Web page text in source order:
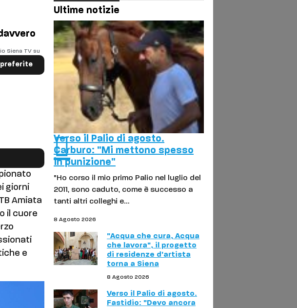
Siena TV su
giorni
Amiata
il cuore
e
Ultime notizie
Verso il Palio di agosto.
Carburo: "Mi mettono spesso
in punizione"
"Ho corso il mio primo Palio nel luglio del
2011, sono caduto, come è successo a
tanti altri colleghi e…
8 Agosto 2026
"Acqua che cura, Acqua
che lavora", il progetto
di residenze d'artista
torna a Siena
8 Agosto 2026
Verso il Palio di agosto.
Fastidio: "Devo ancora